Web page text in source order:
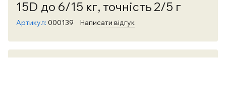
15D до 6/15 кг, точність 2/5 г
Артикул: 000139 Написати відгук